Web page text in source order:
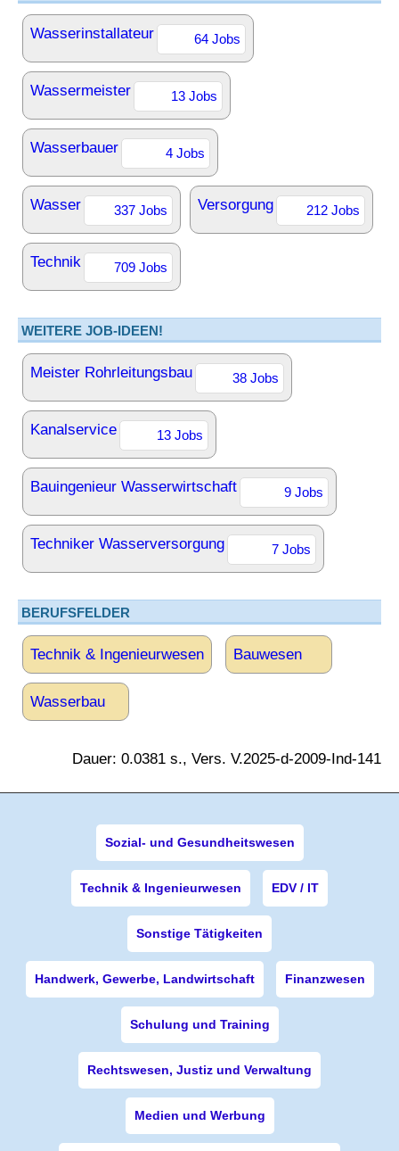
Wasserinstallateur 64 Jobs
Wassermeister 13 Jobs
Wasserbauer 4 Jobs
Wasser 337 Jobs Versorgung 212 Jobs
Technik 709 Jobs
WEITERE JOB-IDEEN!
Meister Rohrleitungsbau 38 Jobs
Kanalservice 13 Jobs
Bauingenieur Wasserwirtschaft 9 Jobs
Techniker Wasserversorgung 7 Jobs
BERUFSFELDER
Technik & Ingenieurwesen Bauwesen
Wasserbau
Dauer: 0.0381 s., Vers. V.2025-d-2009-Ind-141
Sozial- und Gesundheitswesen
Technik & Ingenieurwesen EDV / IT
Sonstige Tätigkeiten
Handwerk, Gewerbe, Landwirtschaft Finanzwesen
Schulung und Training
Rechtswesen, Justiz und Verwaltung
Medien und Werbung